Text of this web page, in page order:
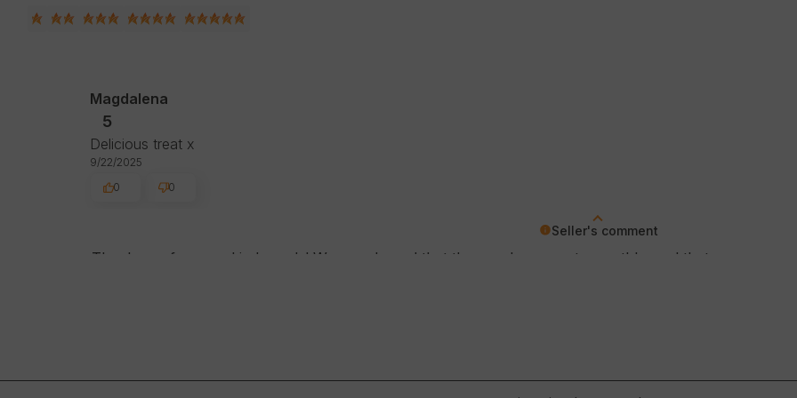
Seller's comment
Thank you for your kind words! We are pleased that the purchase went smoothly, and that we can
Magdalena
5
Delicious treat x
9/22/2025
0
0